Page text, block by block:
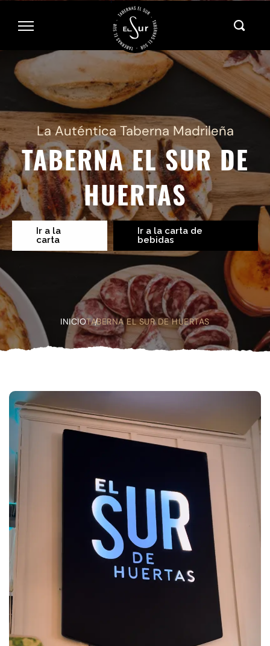
La Auténtica Taberna Madrileña
TABERNA EL SUR DE
HUERTAS
Ir a la
carta
Ir a la carta de
bebidas
INICIOTABERNA EL SUR DE HUERTAS